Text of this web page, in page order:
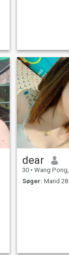
dear
30 • Wang Pong,
Søger: Mand 28